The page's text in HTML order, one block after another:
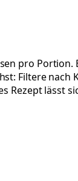
pro Portion.
Filtere nach
Rezept lässt